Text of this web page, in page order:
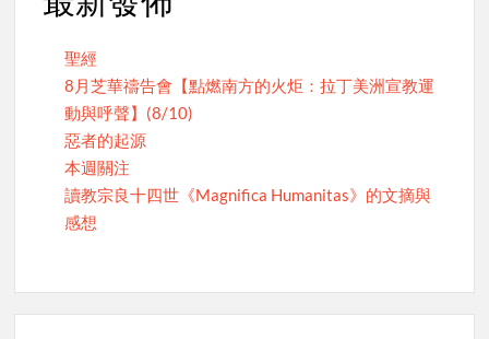
聖經
8月芝華禱告會【點燃南方的火炬：拉丁美洲宣教運
動與呼聲】(8/10)
惡者的起源
本週關注
讀教宗良十四世《Magnifica Humanitas》的文摘與
感想